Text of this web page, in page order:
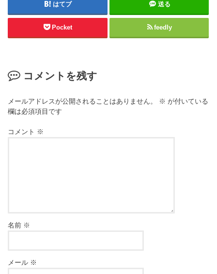
はてブ 送る
Pocket feedly
コメントを残す
メールアドレスが公開されることはありません。 ※ が付いている
欄は必須項目です
コメント ※
名前 ※
メール ※